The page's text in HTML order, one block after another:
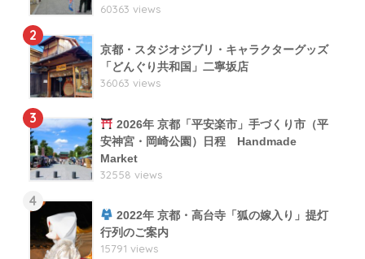
60363 views
2
京都・スタジオジブリ・キャラクターグッズ
「どんぐり共和国」二寧坂店
36063 views
3
2026年 京都「平安楽市」手づくり市（平
安神宮・岡崎公園）日程 Handmade
Market
32558 views
4
2022年 京都・高台寺「狐の嫁入り」提灯
行列のご案内
15791 views